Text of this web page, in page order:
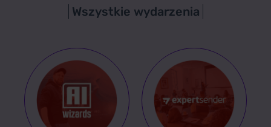
Wszystkie wydarzenia